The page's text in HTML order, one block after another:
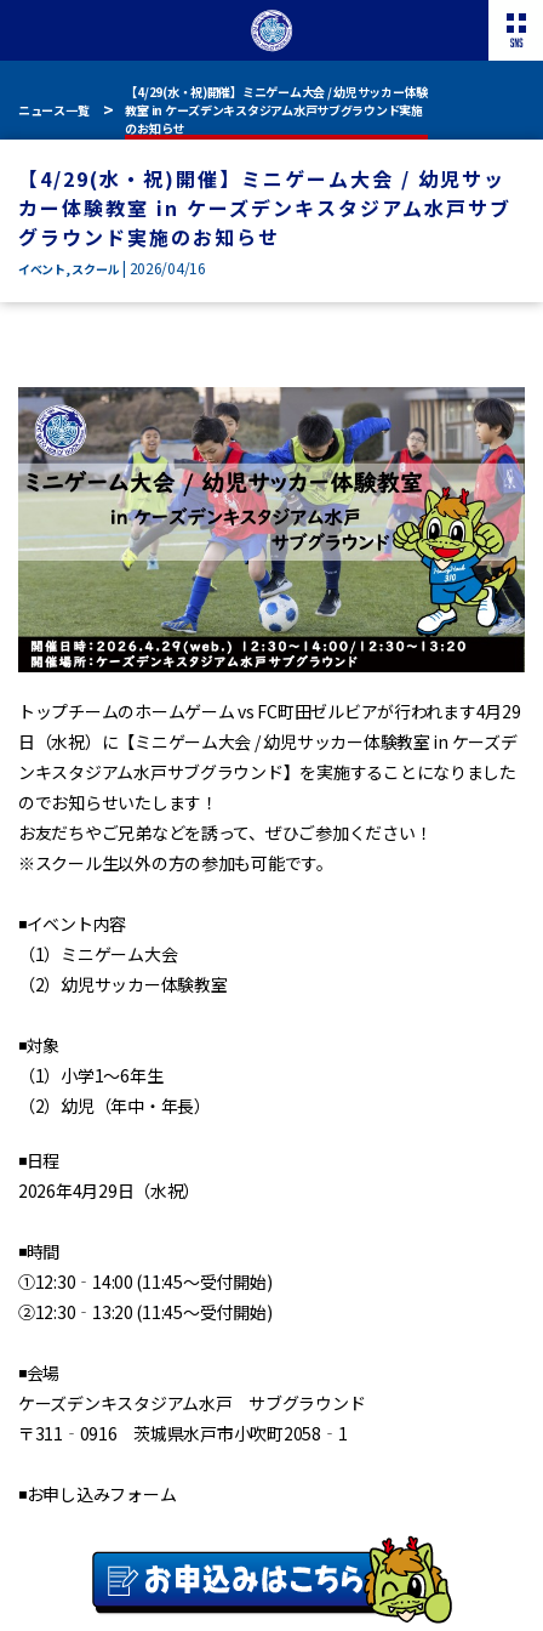
ニュース一覧
【4/29(水・祝)開催】ミニゲーム大会 / 幼児サッカー体験
教室 in ケーズデンキスタジアム水戸サブグラウンド実施
のお知らせ
【4/29(水・祝)開催】ミニゲーム大会 / 幼児サッ
カー体験教室 in ケーズデンキスタジアム水戸サブ
グラウンド実施のお知らせ
イベント,スクール | 2026/04/16
トップチームのホームゲーム vs FC町田ゼルビアが行われます4月29
日（水祝）に【ミニゲーム大会 / 幼児サッカー体験教室 in ケーズデ
ンキスタジアム水戸サブグラウンド】を実施することになりました
のでお知らせいたします！
お友だちやご兄弟などを誘って、ぜひご参加ください！
※スクール生以外の方の参加も可能です。
◾️イベント内容
（1）ミニゲーム大会
（2）幼児サッカー体験教室
◾️対象
（1）小学1～6年生
（2）幼児（年中・年長）
◾️日程
2026年4月29日（水祝）
◾️時間
①12:30‐14:00 (11:45～受付開始)
②12:30‐13:20 (11:45～受付開始)
◾️会場
ケーズデンキスタジアム水戸 サブグラウンド
〒311‐0916 茨城県水戸市小吹町2058‐1
◾️お申し込みフォーム